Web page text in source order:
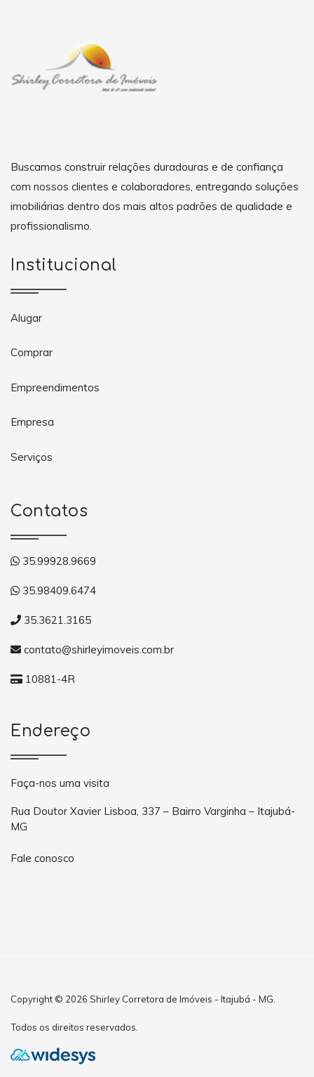
Buscamos construir relações duradouras e de confiança
com nossos clientes e colaboradores, entregando soluções
imobiliárias dentro dos mais altos padrões de qualidade e
profissionalismo.
Institucional
Alugar
Comprar
Empreendimentos
Empresa
Serviços
Contatos
35.99928.9669
35.98409.6474
35.3621.3165
contato@shirleyimoveis.com.br
10881-4R
Endereço
Faça-nos uma visita
Rua Doutor Xavier Lisboa, 337 – Bairro Varginha – Itajubá-
MG
Fale conosco
Copyright © 2026 Shirley Corretora de Imóveis - Itajubá - MG.
Todos os direitos reservados.